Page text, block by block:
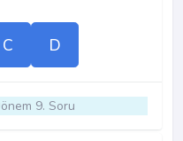
C D
9. Soru